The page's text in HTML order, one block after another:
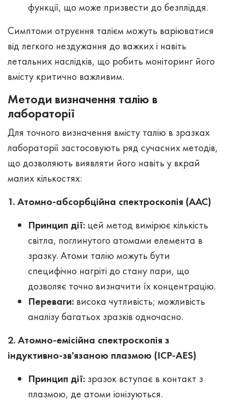
функції, що може призвести до безпліддя.
Симптоми отруєння талієм можуть варіюватися
від легкого нездужання до важких і навіть
летальних наслідків, що робить моніторинг його
вмісту критично важливим.
Методи визначення талію в
лабораторії
Для точного визначення вмісту талію в зразках
лабораторії застосовують ряд сучасних методів,
що дозволяють виявляти його навіть у вкрай
малих кількостях:
1. Атомно-абсорбційна спектроскопія (ААС)
Принцип дії: цей метод вимірює кількість
світла, поглинутого атомами елемента в
зразку. Атоми талію можуть бути
специфічно нагріті до стану пари, що
дозволяє точно визначити їх концентрацію.
Переваги: висока чутливість; можливість
аналізу багатьох зразків одночасно.
2. Атомно-емісійна спектроскопія з
індуктивно-зв'язаною плазмою (ICP-АES)
Принцип дії: зразок вступає в контакт з
плазмою, де атоми іонізуються.